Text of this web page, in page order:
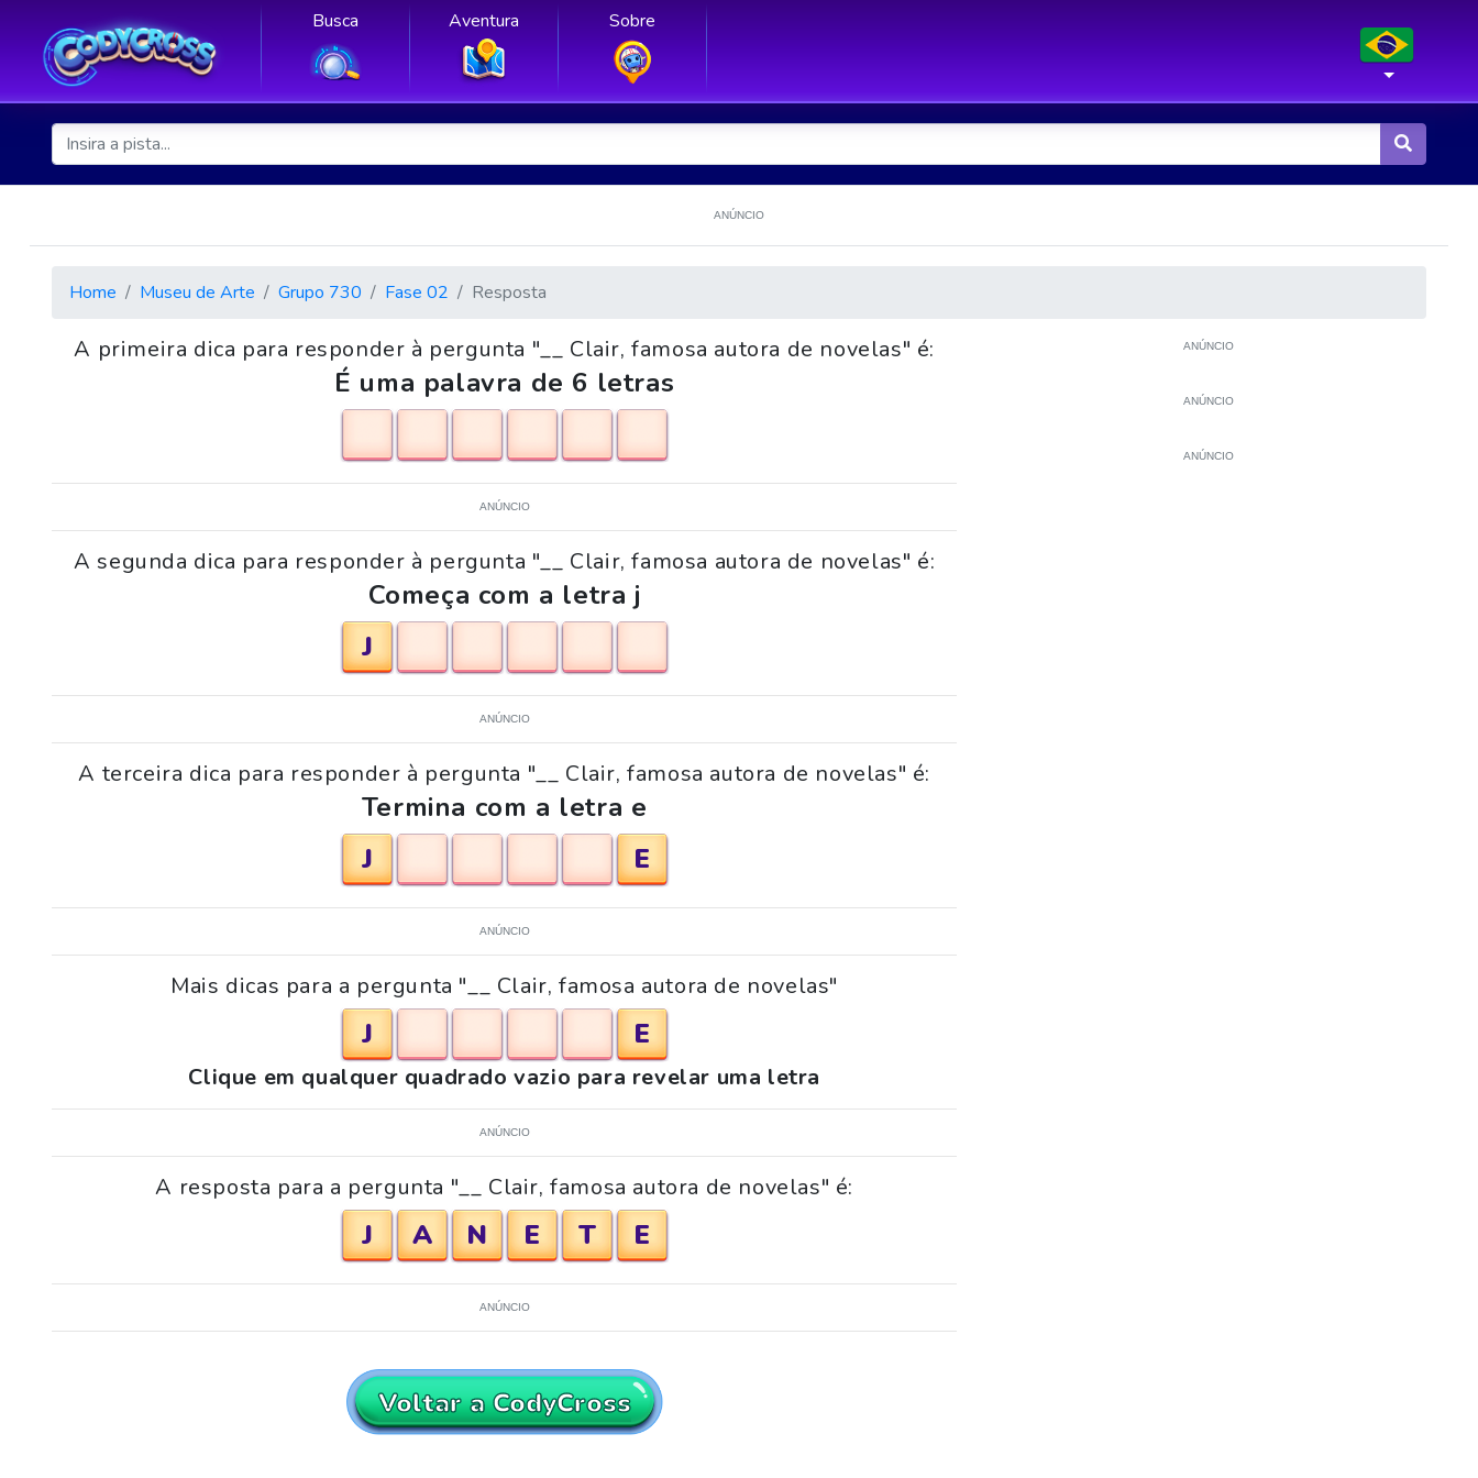
Busca Aventura Sobre
ANÚNCIO
Home Museu de Arte Grupo 730 Fase 02 Resposta
A primeira dica para responder à pergunta "__ Clair, famosa autora de novelas" é:
É uma palavra de 6 letras
ANÚNCIO
A segunda dica para responder à pergunta "__ Clair, famosa autora de novelas" é:
Começa com a letra j
J
ANÚNCIO
A terceira dica para responder à pergunta "__ Clair, famosa autora de novelas" é:
Termina com a letra e
J
E
ANÚNCIO
Mais dicas para a pergunta "__ Clair, famosa autora de novelas"
J E
Clique em qualquer quadrado vazio para revelar uma letra
ANÚNCIO
A resposta para a pergunta "__ Clair, famosa autora de novelas" é:
J A N E T E
ANÚNCIO
Voltar a CodyCross
ANÚNCIO
ANÚNCIO
ANÚNCIO